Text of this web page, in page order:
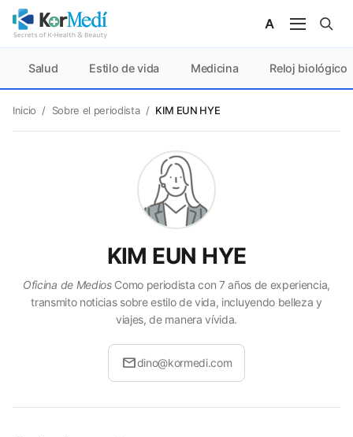
Salud Estilo de vida Medicina Reloj biológico
Inicio / Sobre el periodista/ KIM EUN HYE
KIM EUN HYE
Oficina de MediosComo periodista con 7 años de experiencia,
transmito noticias sobre estilo de vida, incluyendo belleza y
viajes, de manera vívida.
maildino@kormedi.com